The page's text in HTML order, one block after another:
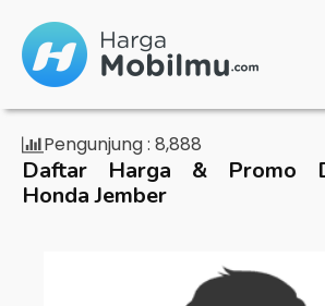
Pengunjung : 8,888
Daftar Harga & Promo
Honda Jember